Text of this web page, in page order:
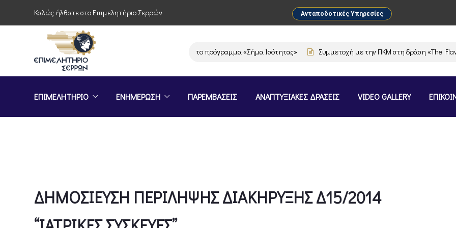
Καλώς ήλθατε στο Επιμελητήριο Σερρών Ανταποδοτικές Υπηρεσίες
Πρόσκληση συμμετοχής στο πρόγραμμα «Σήμα Ισότητας» Συμμετοχή με την ΠΚΜ στη δράση «The
ΕΠΙΜΕΛΗΤΗΡΙΟ ΕΝΗΜΕΡΩΣΗ ΠΑΡΕΜΒΑΣΕΙΣ ΑΝΑΠΤΥΞΙΑΚΕΣ ΔΡΑΣΕΙΣ VIDEO GALLERY
ΔΗΜΟΣΙΕΥΣΗ ΠΕΡΙΛΗΨΗΣ ΔΙΑΚΗΡΥΞΗΣ Δ15/2014